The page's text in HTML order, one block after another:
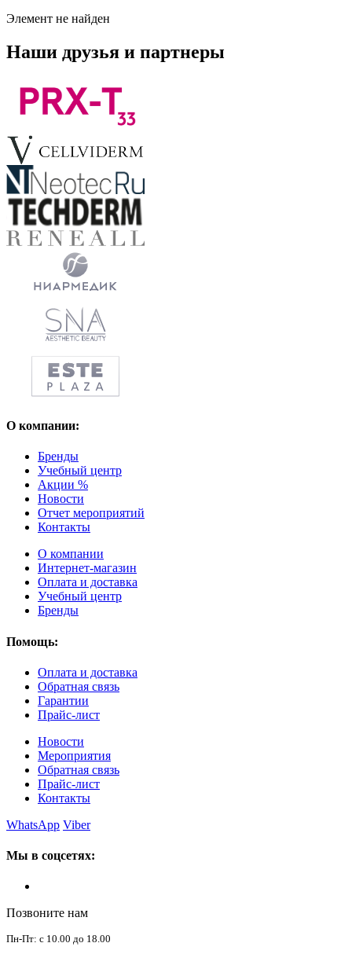
Элемент не найден
Наши друзья и партнеры
О компании:
Бренды
Учебный центр
Акции %
Новости
Отчет мероприятий
Контакты
О компании
Интернет-магазин
Оплата и доставка
Учебный центр
Бренды
Помощь:
Оплата и доставка
Обратная связь
Гарантии
Прайс-лист
Новости
Мероприятия
Обратная связь
Прайс-лист
Контакты
WhatsApp Viber
Мы в соцсетях:
Позвоните нам
Пн-Пт: с 10.00 до 18.00